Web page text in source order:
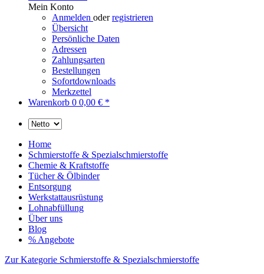
Mein Konto
Anmelden oderregistrieren
Übersicht
Persönliche Daten
Adressen
Zahlungsarten
Bestellungen
Sofortdownloads
Merkzettel
Warenkorb 0 0,00 € *
Home
Schmierstoffe & Spezialschmierstoffe
Chemie & Kraftstoffe
Tücher & Ölbinder
Entsorgung
Werkstattausrüstung
Lohnabfüllung
Über uns
Blog
% Angebote
Zur Kategorie Schmierstoffe & Spezialschmierstoffe